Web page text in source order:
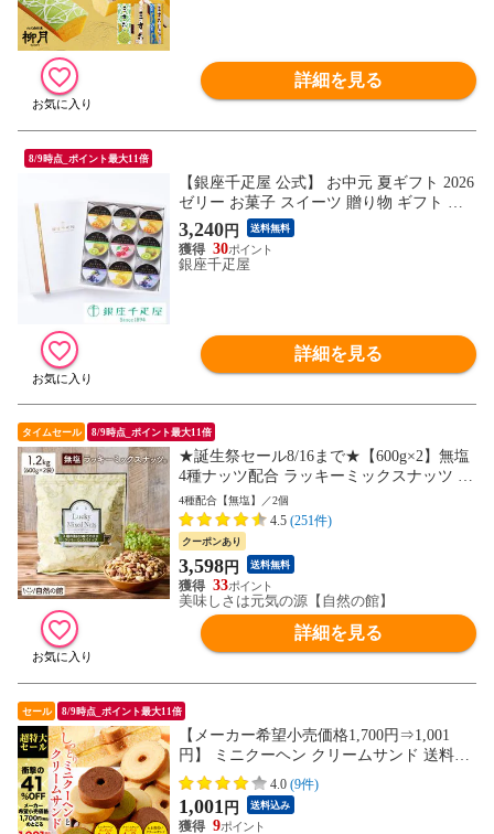
詳細を見る
8/9時点_ポイント最大11倍
【銀座千疋屋 公式】 お中元 夏ギフト 2026
ゼリー お菓子 スイーツ 贈り物 ギフト 千
疋屋 銀座ゼリー9個
3,240円 送料無料
30
銀座千疋屋
詳細を見る
タイムセール 8/9時点_ポイント最大11倍
★誕生祭セール8/16まで★【600g×2】無塩
4種ナッツ配合 ラッキーミックスナッツ 送
料無料 おつまみ 製菓材料 業務用 大容量
ポスト投函 訳あり(簡易梱包) 88s
4種配合【無塩】／2個
4.5 (251件)
クーポンあり
3,598円 送料無料
33
美味しさは元気の源【自然の館】
詳細を見る
セール 8/9時点_ポイント最大11倍
【メーカー希望小売価格1,700円⇒1,001
円】 ミニクーヘン クリームサンド 送料無
料 メール便 バームクーヘン バウムクーヘ
ン おやつ かわいい スイーツ お菓子 お取
り寄せ I
4.0 (9件)
1,001 円 送料込み
9